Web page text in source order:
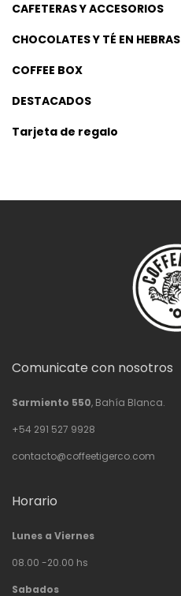
CAFETERAS Y ACCESORIOS
CHOCOLATES Y TÉ EN HEBRAS
COFFEE BOX
DESTACADOS
Tarjeta de regalo
Comunicate con nosotros
Sarmiento 550, Bahía Blanca.
+54 291 527 9928
contacto@coffeetigerco.com
Horario
Lunes a Viernes
08.00 -20.00 hs
Sabados